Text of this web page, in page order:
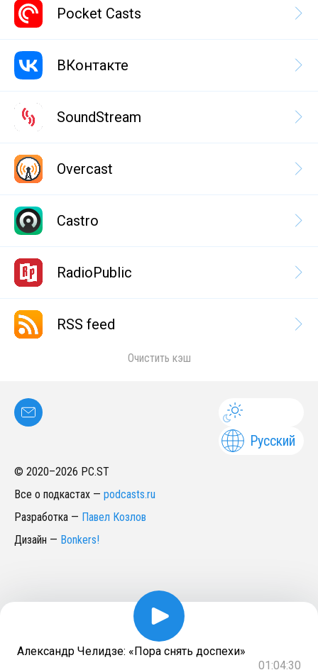
Pocket Casts
ВКонтакте
SoundStream
Overcast
Castro
RadioPublic
RSS feed
Очистить кэш
Русский
© 2020–2026 PC.ST
Все о подкастах — podcasts.ru
Разработка — Павел Козлов
Дизайн — Bonkers!
Александр Челидзе: «Пора снять доспехи»
01:04:30